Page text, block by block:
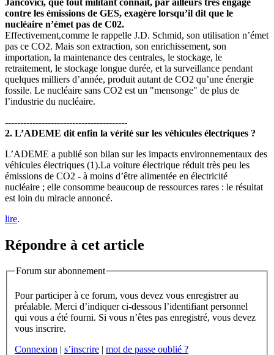
Jancovici, que tout militant connait, par ailleurs très engagé
contre les émissions de GES, exagère lorsqu’il dit que le
nucléaire n’émet pas de C02.
Effectivement,comme le rappelle J.D. Schmid, ‬son utilisation n’émet
pas ce CO2. Mais son extraction, son enrichissement, son
importation, la maintenance des centrales, le stockage, le
retraitement, le stockage longue durée, et la surveillance pendant
quelques milliers d’année, produit autant de CO2 qu’une énergie
fossile. Le nucléaire sans CO2 est un "mensonge" de plus de
l’industrie du nucléaire.
----------------------------------------
2. L’ADEME dit enfin la vérité sur les véhicules électriques ?
L’ADEME a publié son bilan sur les impacts environnementaux des
véhicules électriques (1).La voiture électrique réduit très peu les
émissions de CO2 - à moins d’être alimentée en électricité
nucléaire ; elle consomme beaucoup de ressources rares : le résultat
est loin du miracle annoncé.
lire.
Répondre à cet article
Forum sur abonnement
Pour participer à ce forum, vous devez vous enregistrer au
préalable. Merci d’indiquer ci-dessous l’identifiant personnel
qui vous a été fourni. Si vous n’êtes pas enregistré, vous devez
vous inscrire.
Connexion | s’inscrire | mot de passe oublié ?